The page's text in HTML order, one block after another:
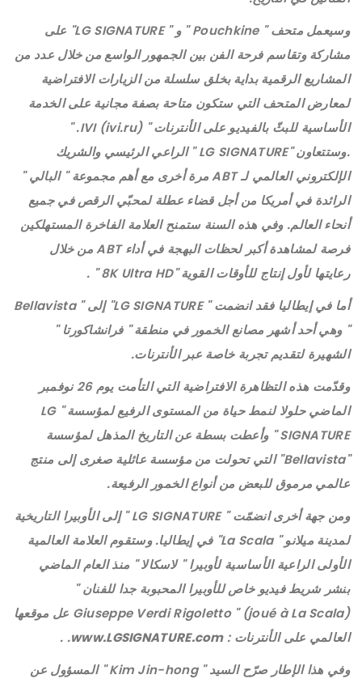
وسيعمل متحف " Pouchkine " و " LG SIGNATURE" على
مشاركة وتقاسم فرحة الفن بين الجمهور الواسع من خلال عدد من
المشاريع الرقمية بداية بخلق سلسلة من الزيارات الافتراضية
لمعارض المتحف التي ستكون متاحة بصفة مجانية على الخدمة
الأساسية للبثّ بالفيديو على الأنترنات " IVI (ivi.ru). "
.وستتعاون "LG SIGNATURE " الراعي الرئيسي والشريك
الإلكتروني العالمي لـ ABT مرة أخرى مع أهم مجموعة " البالي "
الرائدة في أمريكا من أجل قضاء عطلة لمحبّي الرقص في جميع
أنحاء العالم. وفي هذه السنة ستمنح العلامة الفاخرة المستهلكين
فرصة لمشاهدة أكبر لحظات البهجة في أداء ABT من خلال
رعايتها لأول إنتاج للأوقات القوية "8K Ultra HD " .
أما في إيطاليا فقد انضمت " LG SIGNATURE" إلى " Bellavista
" وهي أحد أشهر مصانع الخمور في منطقة " فرانشاكورتا "
الشهيرة لتقديم تجربة خاصة عبر الأنترنات.
وقدّمت هذه التظاهرة الافتراضية التي التأمت يوم 26 نوفمبر
الماضي حلولا لنمط حياة من المستوى الرفيع لمؤسسة " LG
SIGNATURE " وأعطت بسطة عن التاريخ المذهل لمؤسسة
"Bellavista" التي تحولت من مؤسسة عائلية صغرى إلى منتج
عالمي مرموق للبعض من أنواع الخمور الرفيعة.
ومن جهة أخرى انضمّت " LG SIGNATURE " إلى الأوبيرا التاريخية
لمدينة ميلانو " La Scala" في إيطاليا. وستقوم العلامة العالمية
الأولى الراعية الأساسية لأوبيرا " لاسكالا " منذ العام الماضي
بنشر شريط فيديو خاص للأوبيرا المحبوبة جدا للفنان "
Giuseppe Verdi Rigoletto " (joué à La Scala) عل موقعها
العالمي على الأنترنات :www.LGSIGNATURE.com
. .
وفي هذا الإطار صرّح السيد " Kim Jin-hong " المسؤول عن